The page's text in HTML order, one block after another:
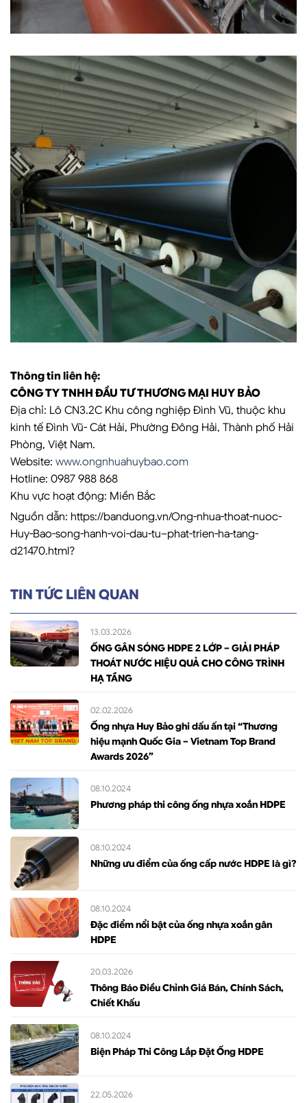
Thông tin liên hệ:
CÔNG TY TNHH ĐẦU TƯ THƯƠNG MẠI HUY BẢO
Địa chỉ: Lô CN3.2C Khu công nghiệp Đình Vũ, thuộc khu
kinh tế Đình Vũ- Cát Hải, Phường Đông Hải, Thành phố Hải
Phòng, Việt Nam.
Website: www.ongnhuahuybao.com
Hotline: 0987 988 868
Khu vực hoạt động: Miền Bắc
Nguồn dẫn: https://banduong.vn/Ong-nhua-thoat-nuoc-
Huy-Bao-song-hanh-voi-dau-tu–phat-trien-ha-tang-
d21470.html?
TIN TỨC LIÊN QUAN
13.03.2026
ỐNG GÂN SÓNG HDPE 2 LỚP – GIẢI PHÁP
THOÁT NƯỚC HIỆU QUẢ CHO CÔNG TRÌNH
HẠ TẦNG
02.02.2026
Ống nhựa Huy Bảo ghi dấu ấn tại “Thương
hiệu mạnh Quốc Gia – Vietnam Top Brand
Awards 2026”
08.10.2024
Phương pháp thi công ống nhựa xoắn HDPE
08.10.2024
Những ưu điểm của ống cấp nước HDPE là gì?
08.10.2024
Đặc điểm nổi bật của ống nhựa xoắn gân
HDPE
20.03.2026
Thông Báo Điều Chỉnh Giá Bán, Chính Sách,
Chiết Khấu
08.10.2024
Biện Pháp Thi Công Lắp Đặt Ống HDPE
22.05.2026